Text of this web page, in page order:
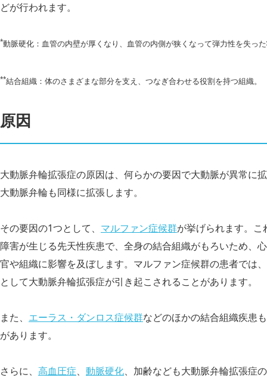
どが行われます。
*動脈硬化：血管の内壁が厚くなり、血管の内側が狭くなって弾力性を失っ
**結合組織：体のさまざまな部分を支え、つなぎ合わせる役割を持つ組織。
原因
大動脈弁輪拡張症の原因は、何らかの要因で大動脈が異常に
大動脈弁輪も同様に拡張します。
その要因の1つとして、 マルファン症候群が挙げられます。
障害が生じる先天性疾患で、全身の結合組織がもろいため、
官や組織に影響を及ぼします。マルファン症候群の患者では
として大動脈弁輪拡張症が引き起こされることがあります。
また、 エーラス・ダンロス症候群などのほかの結合組織疾患
があります。
さらに、 高血圧症、 動脈硬化、加齢なども大動脈弁輪拡張症